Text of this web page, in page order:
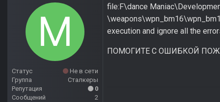
Статус
Не в сети
Группа
Сталкеры
Репутация
0
Сообщений
2
file:F\dance
execution and ignore all the
ПОМОГИТЕ С ОШИБКОЙ